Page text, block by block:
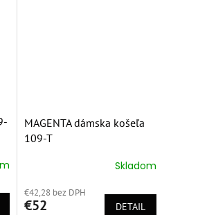
MAGENTA dámska košeľa
109-T
produktu
je
Skladom
€42,28 bez DPH
€52 DETAIL